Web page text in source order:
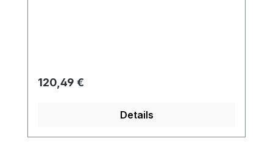
Regulärer Preis:
120,49 €
Details